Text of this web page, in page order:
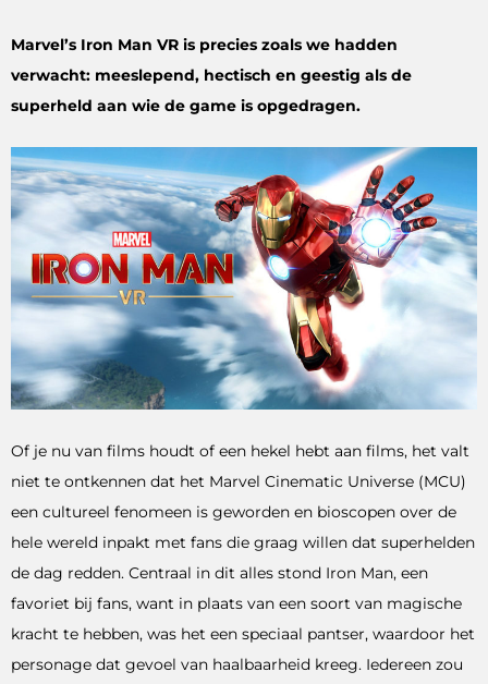
Marvel’s Iron Man VR is precies zoals we hadden
verwacht: meeslepend, hectisch en geestig als de
superheld aan wie de game is opgedragen.
Of je nu van films houdt of een hekel hebt aan films, het valt
niet te ontkennen dat het Marvel Cinematic Universe (MCU)
een cultureel fenomeen is geworden en bioscopen over de
hele wereld inpakt met fans die graag willen dat superhelden
de dag redden. Centraal in dit alles stond Iron Man, een
favoriet bij fans, want in plaats van een soort van magische
kracht te hebben, was het een speciaal pantser, waardoor het
personage dat gevoel van haalbaarheid kreeg. Iedereen zou